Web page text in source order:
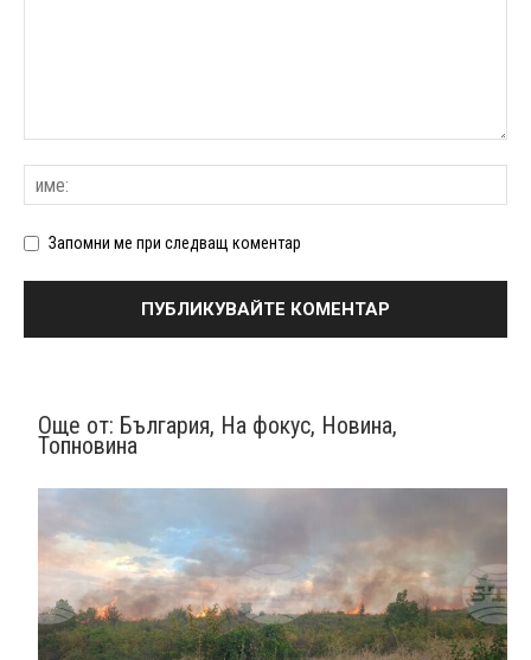
Запомни ме при следващ коментар
Още от: България, На фокус, Новина,
Топновина